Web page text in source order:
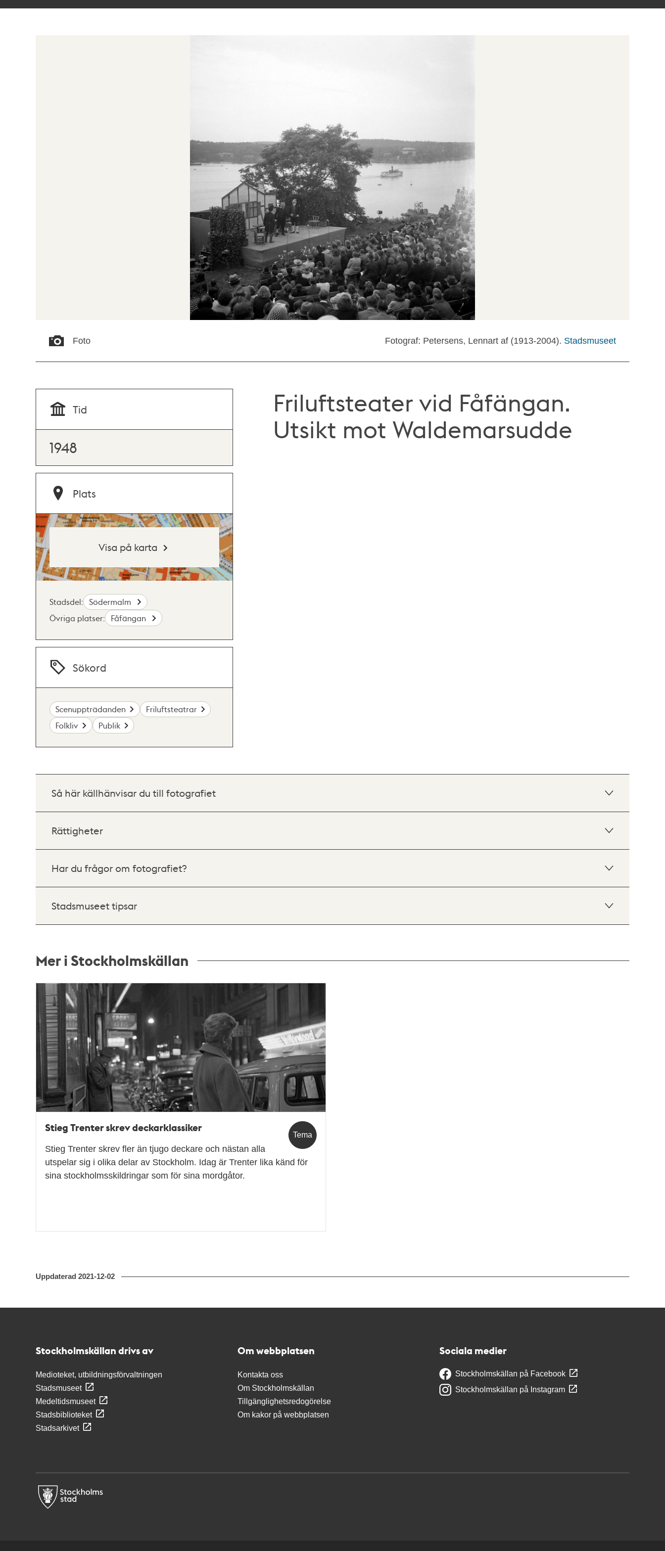
Foto Fotograf: Petersens, Lennart af (1913-2004). Stadsmuseet
Friluftsteater vid Fåfängan.
Utsikt mot Waldemarsudde
Tid
1948
Plats
Visa på karta
Stadsdel:
Södermalm
Övriga platser:
Fåfängan
Sökord
Scenuppträdanden
Friluftsteatrar
Folkliv
Publik
Så här källhänvisar du till fotografiet
Rättigheter
Har du frågor om fotografiet?
Stadsmuseet tipsar
Mer i Stockholmskällan
Relaterade
poster
och
teman
Tema
Stieg Trenter skrev deckarklassiker
Stieg Trenter skrev fler än tjugo deckare och nästan alla
utspelar sig i olika delar av Stockholm. Idag är Trenter lika känd för
sina stockholmsskildringar som för sina mordgåtor.
Uppdaterad 2021-12-02
Stockholmskällan drivs av
Medioteket, utbildningsförvaltningen
Stadsmuseet
Medeltidsmuseet
Stadsbiblioteket
Stadsarkivet
Om webbplatsen
Kontakta oss
Om Stockholmskällan
Tillgänglighetsredogörelse
Om kakor på webbplatsen
Sociala medier
Stockholmskällan på Facebook
Stockholmskällan på Instagram